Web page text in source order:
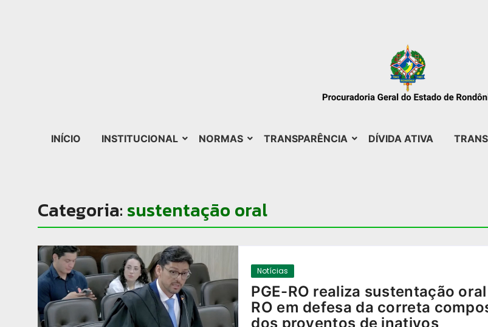
INÍCIO INSTITUCIONAL NORMAS TRANSPARÊNCIA DÍVIDA ATIVA
Categoria: sustentação oral
Notícias
PGE-RO realiza sustentação
RO em defesa da correta
dos proventos de inativos